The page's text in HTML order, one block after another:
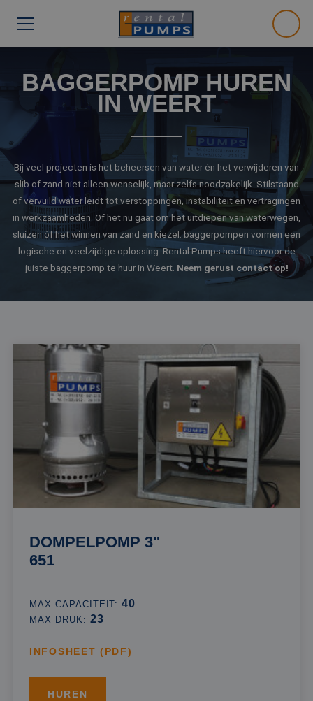
BAGGERPOMP HUREN
IN WEERT
Bij veel projecten is het beheersen van water én het verwijderen van
slib of zand niet alleen wenselijk, maar zelfs noodzakelijk. Stilstaand
of vervuild water leidt tot verstoppingen, instabiliteit en vertragingen
in werkzaamheden. Of het nu gaat om het uitdiepen van waterwegen,
sluizen óf het winnen van zand en kiezel: baggerpompen vormen een
logische en veelzijdige oplossing. Rental Pumps heeft hiervoor de
juiste baggerpomp te huur in Weert. Neem gerust contact op!
DOMPELPOMP 3"
651
MAX CAPACITEIT:40
MAX DRUK: 23
INFOSHEET (PDF)
HUREN